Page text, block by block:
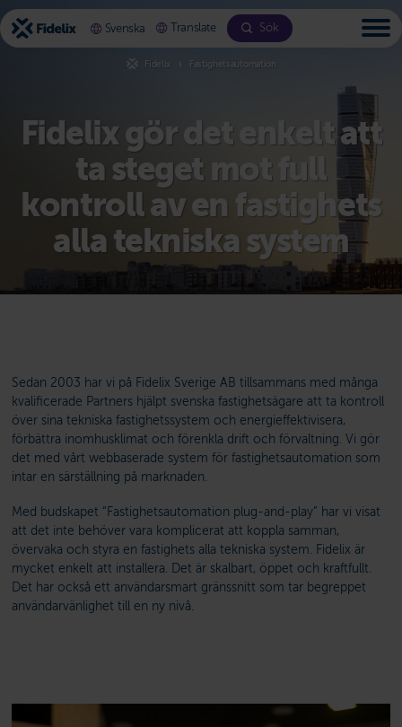
Bläddra
till
innehållet
Svenska Translate Sök
Fidelix Fastighetsautomation
Fidelix gör det enkelt att
ta steget mot full
kontroll av en fastighets
alla tekniska system
Sedan 2003 har vi på Fidelix Sverige AB tillsammans med många
kvalificerade Partners hjälpt svenska fastighetsägare att ta kontroll
över sina tekniska fastighetssystem och energieffektivisera,
förbättra inomhusklimat och förenkla drift och förvaltning. Vi gör
det med vårt webbaserade system för fastighetsautomation som
intar en särställning på marknaden.
Med budskapet “Fastighetsautomation plug-and-play” har vi visat
att det inte behöver vara komplicerat att koppla samman,
övervaka och styra en fastighets alla tekniska system. Fidelix är
mycket enkelt att installera. Det är skalbart, öppet och kraftfullt.
Det har också ett användarsmart gränssnitt som tar begreppet
användarvänlighet till en ny nivå.